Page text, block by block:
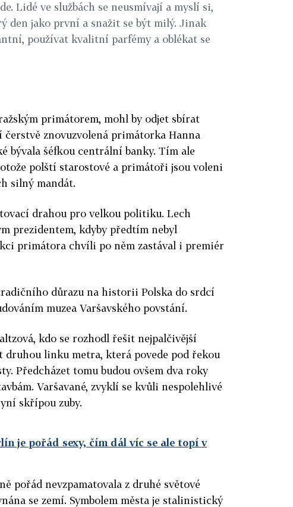
Lidé ve službách se neusmívají a myslí si,
den jako první a snažit se být milý. Jinak
používat kvalitní parfémy a oblékat se
primátorem, mohl by odjet sbírat
čerstvě znovuzvolená primátorka Hanna
bývala šéfkou centrální banky. Tím ale
polští starostové a primátoři jsou voleni
silný mandát.
drahou pro velkou politiku. Lech
prezidentem, kdyby předtím nebyl
primátora chvíli po něm zastával i premiér
důrazu na historii Polska do srdcí
muzea Varšavského povstání.
kdo se rozhodl řešit nejpalčivější
druhou linku metra, která povede pod řekou
Předcházet tomu budou ovšem dva roky
Varšavané, zvyklí se kvůli nespolehlivé
skřípou zuby.
je pořád sexy, čím dál víc se ale topí v
pořád nevzpamatovala z druhé světové
se zemí. Symbolem města je stalinistický